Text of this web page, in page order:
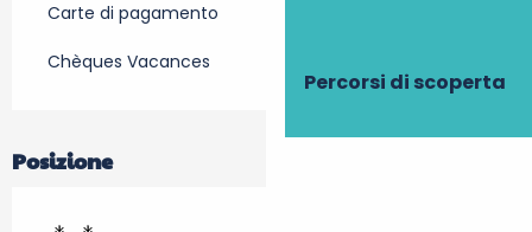
Percorsi di scoperta
Carte di pagamento
Chèques Vacances
Posizione